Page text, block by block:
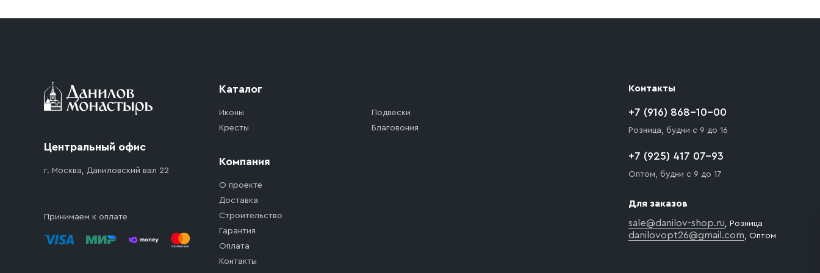
доставка осуществляется до ближайшего места, которое максимально близко к месту запланированной разгрузки товара и не нарушает правила
Центральный офис
г. Москва, Даниловский вал 22
Принимаем к оплате
Каталог
Иконы
Кресты
Подвески
Благовония
Компания
О проекте
Доставка
Строительство
Гарантия
Оплата
Контакты
Контакты
+7 (916) 868-10-00
Розница, будни с 9 до 16
+7 (925) 417 07-93
Оптом, будни с 9 до 17
Для заказов
sale@danilov-shop.ru, Розница
danilovopt26@gmail.com, Оптом